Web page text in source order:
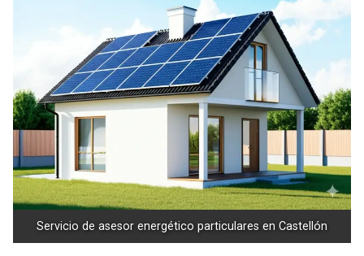
Servicio de asesor energético particulares en Castellón